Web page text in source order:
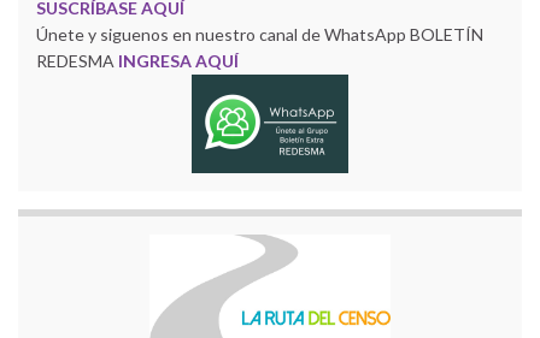
SUSCRÍBASE AQUÍ
Únete y siguenos en nuestro canal de WhatsApp BOLETÍN
REDESMA INGRESA AQUÍ